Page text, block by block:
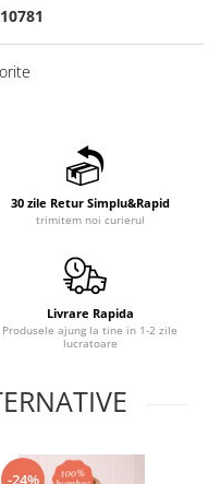
30 zile Retur Simplu&Rapid
trimitem noi curierul
Livrare Rapida
Produsele ajung la tine in 1-2 zile
lucratoare
-24%